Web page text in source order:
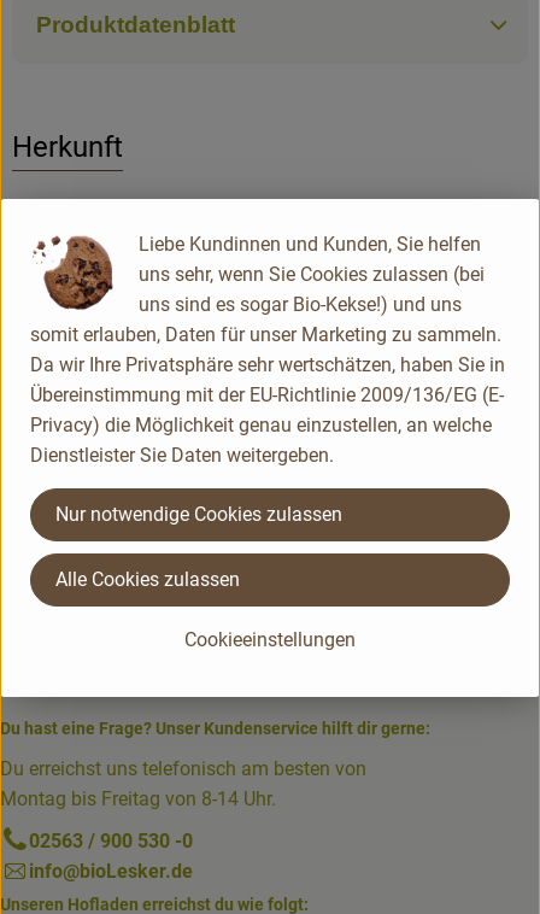
Produktdatenblatt
Herkunft
Deutschland
Burgermühle
Du hast eine Frage? Unser Kundenservice hilft dir gerne:
Du erreichst uns telefonisch am besten von
Montag bis Freitag von 8-14 Uhr.
02563 / 900 530 -0
info@bioLesker.de
Unseren Hofladen erreichst du wie folgt:
Liebe Kundinnen und Kunden, Sie helfen
uns sehr, wenn Sie Cookies zulassen (bei
uns sind es sogar Bio-Kekse!) und uns
somit erlauben, Daten für unser Marketing zu sammeln.
Da wir Ihre Privatsphäre sehr wertschätzen, haben Sie in
Übereinstimmung mit der EU-Richtlinie 2009/136/EG (E-
Privacy) die Möglichkeit genau einzustellen, an welche
Dienstleister Sie Daten weitergeben.
Cookieeinstellungen
Nur notwendige Cookies zulassen
Alle Cookies zulassen